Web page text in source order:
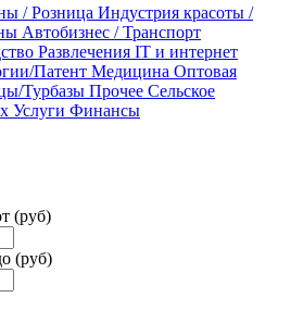
/ Розница Индустрия красоты /
Автобизнес / Транспорт
Развлечения IT и интернет
Патент Медицина Оптовая
Турбазы Прочее Сельское
Услуги Финансы
(руб)
(руб)